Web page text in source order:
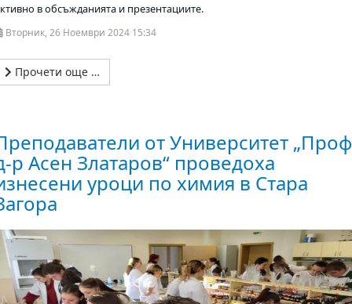
в обсъжданията и презентациите.
Вторник, 26 Ноември 2024 15:34
Прочети още …
от Университет
р Асен Златаров“ проведоха
уроци по химия в Стара